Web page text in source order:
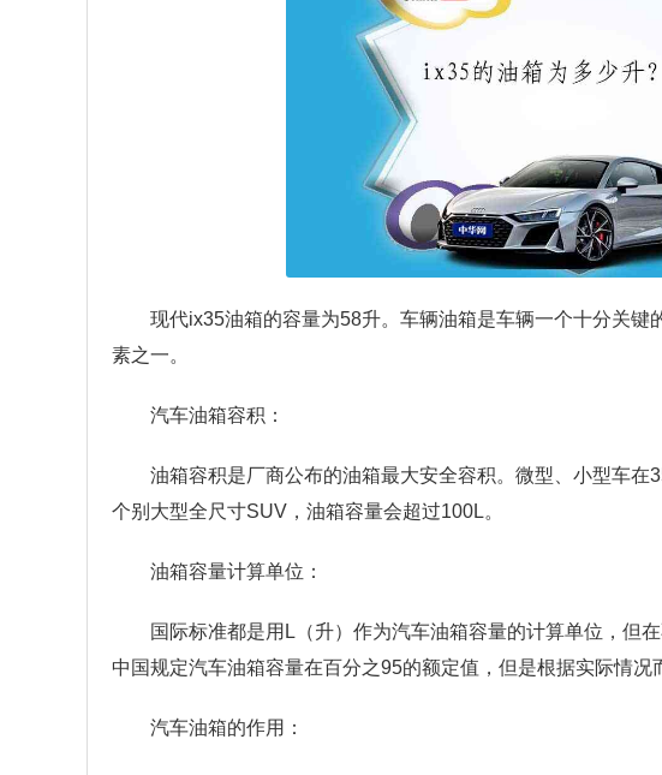
现代ix35油箱的容量为58升。车辆油箱是车辆一个十分关键
素之一。
汽车油箱容积：
油箱容积是厂商公布的油箱最大安全容积。微型、小型车在
个别大型全尺寸SUV，油箱容量会超过100L。
油箱容量计算单位：
国际标准都是用L（升）作为汽车油箱容量的计算单位，但
中国规定汽车油箱容量在百分之95的额定值，但是根据实际情况
汽车油箱的作用：